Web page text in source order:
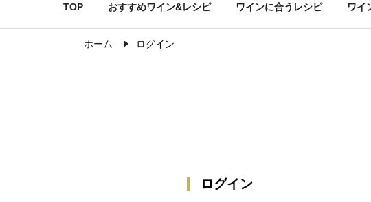
TOP おすすめワイン&レシピ ワインに合うレシピ ワイ
ホーム ログイン
ログイン